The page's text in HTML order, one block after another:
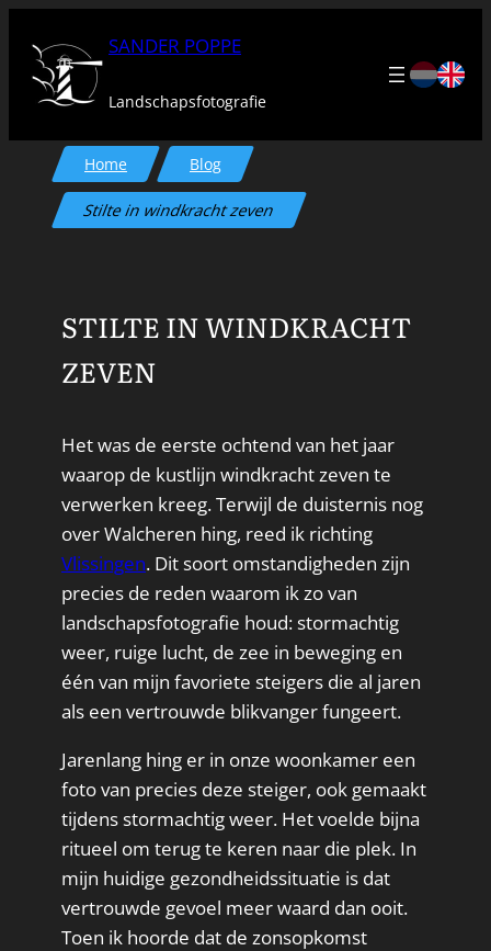
naar
inhoud
SANDER POPPE
Landschapsfotografie
Home Blog
Stilte in windkracht zeven
STILTE IN WINDKRACHT
ZEVEN
Het was de eerste ochtend van het jaar
waarop de kustlijn windkracht zeven te
verwerken kreeg. Terwijl de duisternis nog
over Walcheren hing, reed ik richting
Vlissingen. Dit soort omstandigheden zijn
precies de reden waarom ik zo van
landschapsfotografie houd: stormachtig
weer, ruige lucht, de zee in beweging en
één van mijn favoriete steigers die al jaren
als een vertrouwde blikvanger fungeert.
Jarenlang hing er in onze woonkamer een
foto van precies deze steiger, ook gemaakt
tijdens stormachtig weer. Het voelde bijna
ritueel om terug te keren naar die plek. In
mijn huidige gezondheidssituatie is dat
vertrouwde gevoel meer waard dan ooit.
Toen ik hoorde dat de zonsopkomst